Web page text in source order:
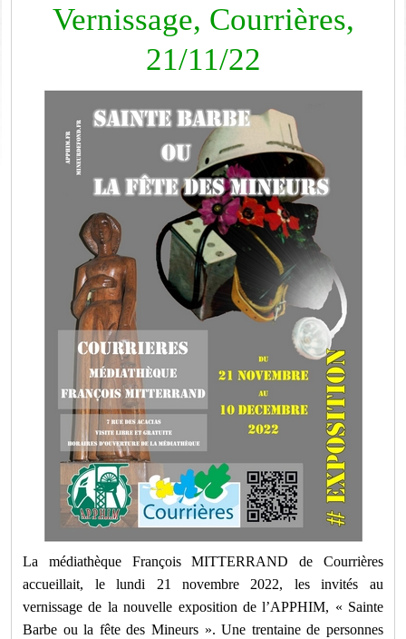
Vernissage, Courrières,
21/11/22
La médiathèque François MITTERRAND de Courrières
accueillait, le lundi 21 novembre 2022, les invités au
vernissage de la nouvelle exposition de l’APPHIM, « Sainte
Barbe ou la fête des Mineurs ». Une trentaine de personnes